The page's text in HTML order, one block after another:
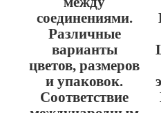
соединениями.
Различные
варианты
цветов, размеров
и упаковок.
Соответствие